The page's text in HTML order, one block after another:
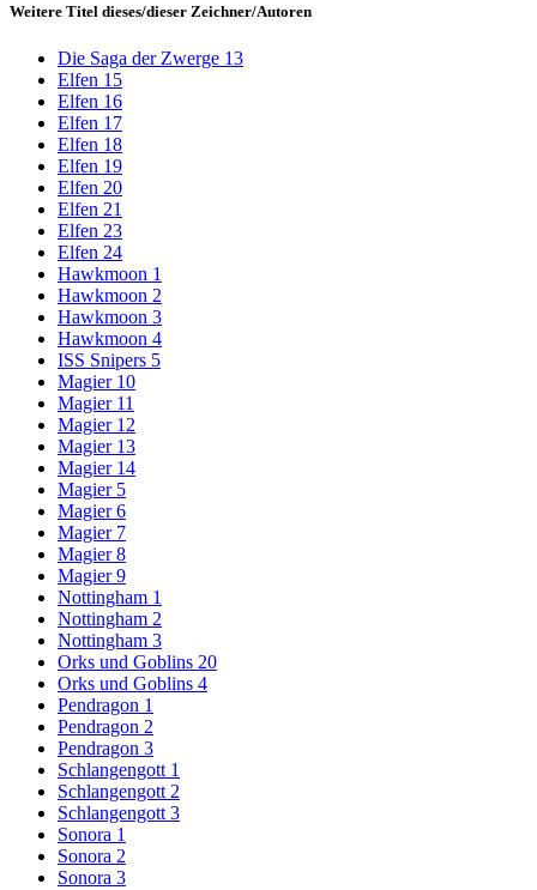
Weitere Titel dieses/dieser Zeichner/Autoren
Die Saga der Zwerge 13
Elfen 15
Elfen 16
Elfen 17
Elfen 18
Elfen 19
Elfen 20
Elfen 21
Elfen 23
Elfen 24
Hawkmoon 1
Hawkmoon 2
Hawkmoon 3
Hawkmoon 4
ISS Snipers 5
Magier 10
Magier 11
Magier 12
Magier 13
Magier 14
Magier 5
Magier 6
Magier 7
Magier 8
Magier 9
Nottingham 1
Nottingham 2
Nottingham 3
Orks und Goblins 20
Orks und Goblins 4
Pendragon 1
Pendragon 2
Pendragon 3
Schlangengott 1
Schlangengott 2
Schlangengott 3
Sonora 1
Sonora 2
Sonora 3